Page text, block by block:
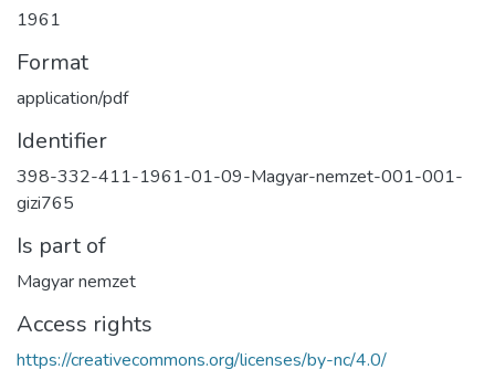
1961
Format
application/pdf
Identifier
398-332-411-1961-01-09-Magyar-nemzet-001-001-
gizi765
Is part of
Magyar nemzet
Access rights
https://creativecommons.org/licenses/by-nc/4.0/